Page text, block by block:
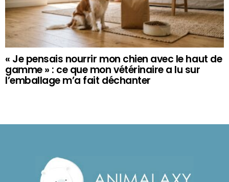
« Je pensais nourrir mon chien avec le haut de
gamme » : ce que mon vétérinaire a lu sur
l’emballage m’a fait déchanter